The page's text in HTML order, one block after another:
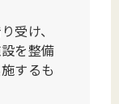
受け、
を整備
するも